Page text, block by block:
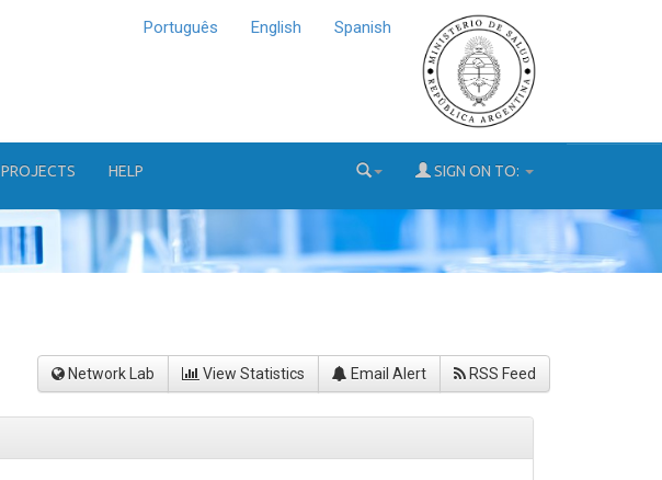
Português English Spanish
PROJECTS HELP SIGN ON TO:
Network Lab View Statistics Email Alert RSS Feed